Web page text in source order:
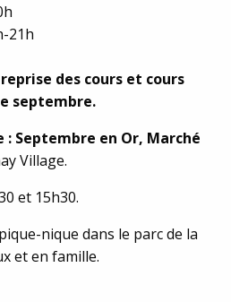
21h
des cours et cours
septembre.
: Septembre en Or, Marché
Village.
et 15h30.
nique dans le parc de la
et en famille.